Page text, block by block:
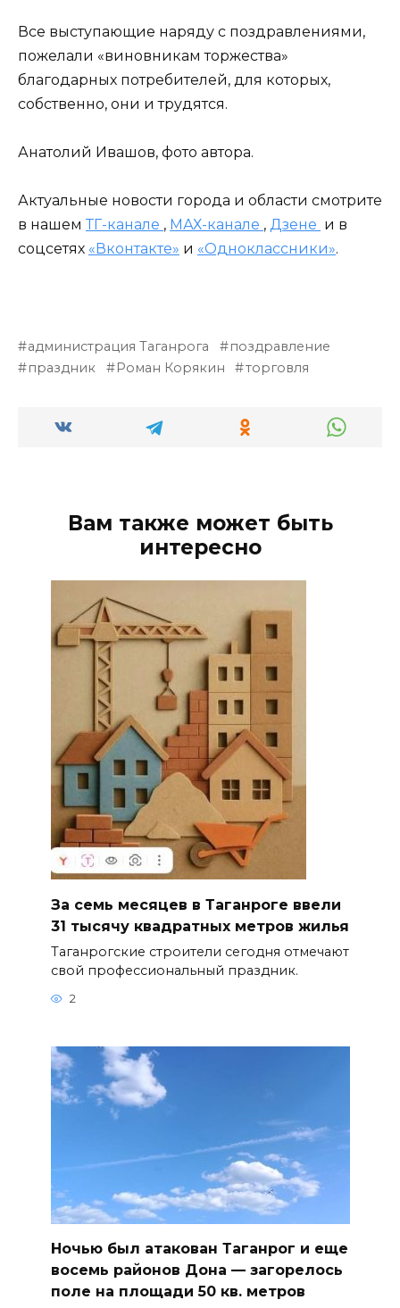
Все выступающие наряду с поздравлениями,
пожелали «виновникам торжества»
благодарных потребителей, для которых,
собственно, они и трудятся.
Анатолий Ивашов, фото автора.
Актуальные новости города и области смотрите
в нашем ТГ-канале , МАХ-канале , Дзене и в
соцсетях «Вконтакте» и «Одноклассники».
администрация Таганрога
поздравление
праздник
Роман Корякин торговля
Вам также может быть
интересно
За семь месяцев в Таганроге ввели
31 тысячу квадратных метров жилья
Таганрогские строители сегодня отмечают
свой профессиональный праздник.
2
Ночью был атакован Таганрог и еще
восемь районов Дона — загорелось
поле на площади 50 кв. метров